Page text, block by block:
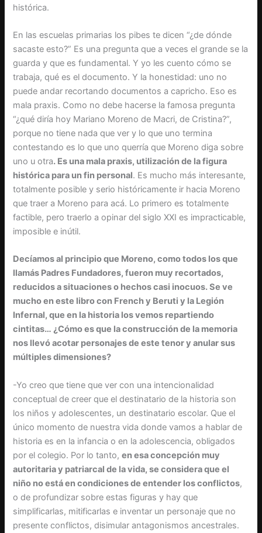
histórica.
En las escuelas primarias los pibes te dicen “¿de dónde
sacaste esto?” Es una pregunta que a veces el grande se la
guarda y que es fundamental. Y yo les cuento cómo se
trabaja, qué es el documento. Y la honestidad: uno no
puede andar recortando documentos a capricho. Eso es
mala praxis. Como no debe hacerse la famosa pregunta
“¿qué diría hoy Mariano Moreno de Macri, de Cristina?”,
porque no tiene nada que ver y lo que uno termina
contestando es lo que uno querría que Moreno diga sobre
uno u otra. Es una mala praxis, utilización de la figura
histórica para un fin personal. Es mucho más interesante,
totalmente posible y serio históricamente ir hacia Moreno
que traer a Moreno para acá. Lo primero es totalmente
factible, pero traerlo a opinar del siglo XXI es impracticable,
imposible e inútil.
Decíamos al principio que Moreno, como todos los que
llamás Padres Fundadores, fueron muy recortados,
reducidos a situaciones o hechos casi inocuos. Se ve
mucho en este libro con French y Beruti y la Legión
Infernal, que en la historia los vemos repartiendo
cintitas… ¿Cómo es que la construcción de la memoria
nos llevó acotar personajes de este tenor y anular sus
múltiples dimensiones?
-Yo creo que tiene que ver con una intencionalidad
conceptual de creer que el destinatario de la historia son
los niños y adolescentes, un destinatario escolar. Que el
único momento de nuestra vida donde vamos a hablar de
historia es en la infancia o en la adolescencia, obligados
por el colegio. Por lo tanto,en esa concepción muy
autoritaria y patriarcal de la vida, se considera que el
niño no está en condiciones de entender los conflictos,
o de profundizar sobre estas figuras y hay que
simplificarlas, mitificarlas e inventar un personaje que no
presente conflictos, disimular antagonismos ancestrales.